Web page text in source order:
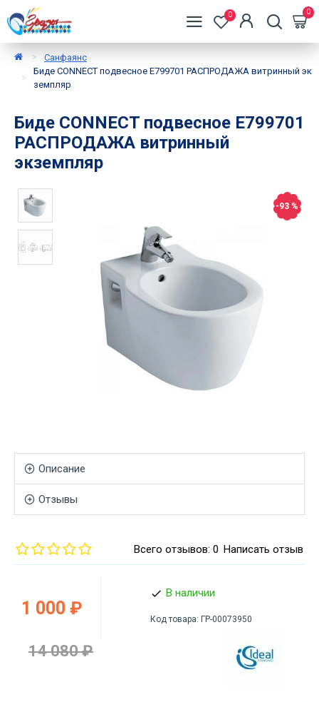
0 0
Санфаянс
Биде CONNECT подвесное Е799701 РАСПРОДАЖА витринный эк
земпляр
Биде CONNECT подвесное Е799701
РАСПРОДАЖА витринный
экземпляр
-93 %
Описание
Отзывы
Всего отзывов: 0 Написать отзыв
1 000 ₽
14 080 ₽
В наличии
Код товара: ГР-00073950